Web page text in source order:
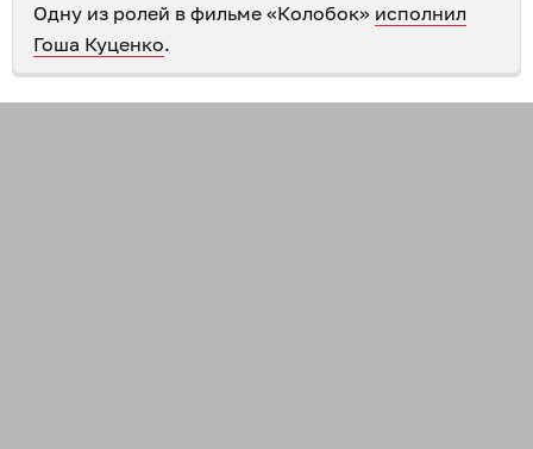
Одну из ролей в фильме «Колобок» исполнил
Гоша Куценко.